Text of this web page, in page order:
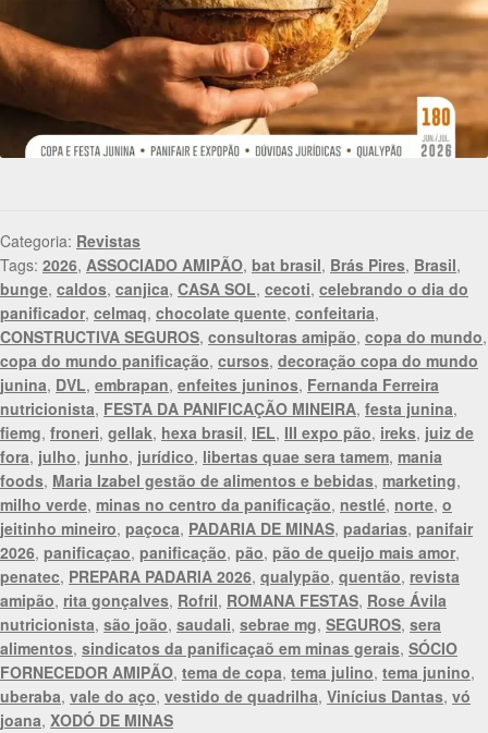
Categoria: Revistas
Tags: 2026, ASSOCIADO AMIPÃO, bat brasil, Brás Pires, Brasil,
bunge, caldos, canjica, CASA SOL, cecoti, celebrando o dia do
panificador, celmaq, chocolate quente, confeitaria,
CONSTRUCTIVA SEGUROS, consultoras amipão, copa do mundo,
copa do mundo panificação, cursos, decoração copa do mundo
junina, DVL, embrapan, enfeites juninos, Fernanda Ferreira
nutricionista, FESTA DA PANIFICAÇÃO MINEIRA, festa junina,
fiemg, froneri, gellak, hexa brasil, IEL, III expo pão, ireks, juiz de
fora, julho, junho, jurídico, libertas quae sera tamem, mania
foods, Maria Izabel gestão de alimentos e bebidas, marketing,
milho verde, minas no centro da panificação, nestlé, norte, o
jeitinho mineiro, paçoca, PADARIA DE MINAS, padarias, panifair
2026, panificaçao, panificação, pão, pão de queijo mais amor,
penatec, PREPARA PADARIA 2026, qualypão, quentão, revista
amipão, rita gonçalves, Rofril, ROMANA FESTAS, Rose Ávila
nutricionista, são joão, saudali, sebrae mg, SEGUROS, sera
alimentos, sindicatos da panificaçaõ em minas gerais, SÓCIO
FORNECEDOR AMIPÃO, tema de copa, tema julino, tema junino,
uberaba, vale do aço, vestido de quadrilha, Vinícius Dantas, vó
joana, XODÓ DE MINAS